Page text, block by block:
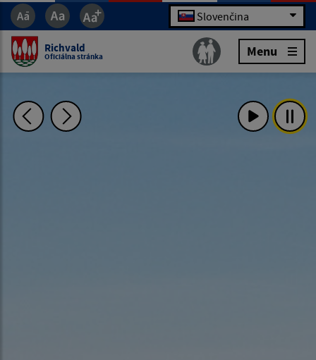
Slovenčina
Richvald
Oficiálna stránka Menu